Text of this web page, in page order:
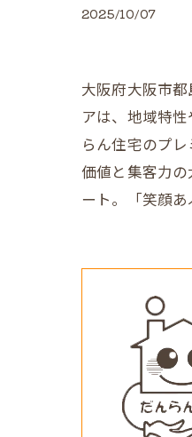
2025/10/07
大阪府大阪市
アは、地域特
らん住宅のプ
価値と集客力
ート。「笑顔